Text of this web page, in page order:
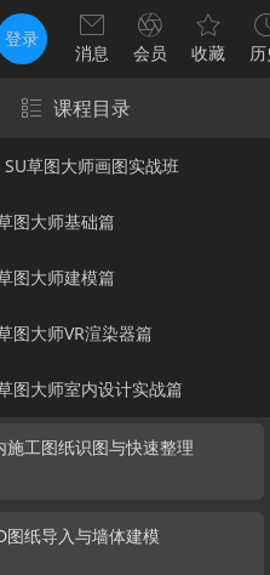
登录
消息 会员 收藏
课程目录
SU草图大师画图实战班
图大师基础篇
图大师建模篇
图大师VR渲染器篇
图大师室内设计实战篇
施工图纸识图与快速整理
图纸导入与墙体建模